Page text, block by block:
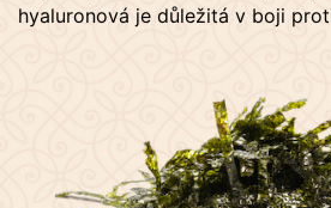
hyaluronová je důležitá v boji